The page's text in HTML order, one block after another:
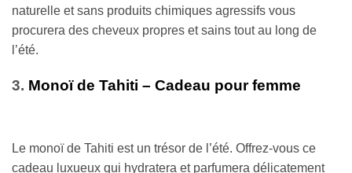
naturelle et sans produits chimiques agressifs vous
procurera des cheveux propres et sains tout au long de
l’été.
3. Monoï de Tahiti – Cadeau pour femme
Le monoï de Tahiti est un trésor de l’été. Offrez-vous ce
cadeau luxueux qui hydratera et parfumera délicatement